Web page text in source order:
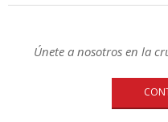
Únete a nosotros en la